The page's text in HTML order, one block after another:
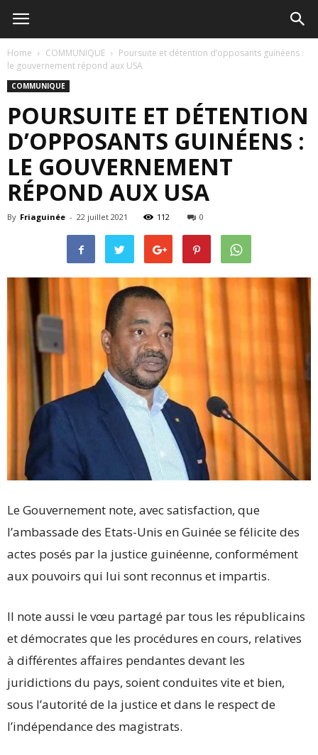
Home COMMUNIQUE
Poursuite et détention d’opposants guinéens :
le gouvernement répond aux USA
COMMUNIQUE
POURSUITE ET DÉTENTION
D’OPPOSANTS GUINÉENS :
LE GOUVERNEMENT
RÉPOND AUX USA
By Friaguinée - 22 juillet 2021 112 0
Le Gouvernement note, avec satisfaction, que
l’ambassade des Etats-Unis en Guinée se félicite des
actes posés par la justice guinéenne, conformément
aux pouvoirs qui lui sont reconnus et impartis.
Il note aussi le vœu partagé par tous les républicains
et démocrates que les procédures en cours, relatives
à différentes affaires pendantes devant les
juridictions du pays, soient conduites vite et bien,
sous l’autorité de la justice et dans le respect de
l’indépendance des magistrats.